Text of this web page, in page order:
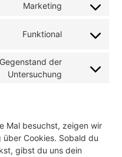
Marketing
Funktional
Gegenstand der
Untersuchung
Mal besuchst, zeigen wir
Cookies. Sobald du
gibst du uns dein